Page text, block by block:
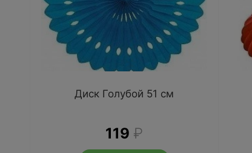
Диск Голубой 51 см
119 ₽